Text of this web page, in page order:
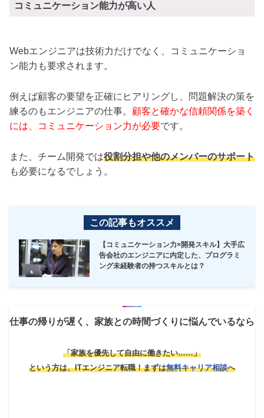
コミュニケーション能力が高い人
Webエンジニアは技術力だけでなく、コミュニケーショ
ン能力も要求されます。
例えば顧客の要望を正確にヒアリングし、問題解決の策を
練るのもエンジニアの仕事。 顧客と確かな信頼関係を築く
には、コミュニケーション力が必要です。
また、チーム開発では役割分担や他のメンバーのサポート
も必要になるでしょう。
この記事もオススメ
【コミュニケーション力×開発スキル】大手広
告会社のエンジニアに内定した、プログラミ
ング未経験者の持つスキルとは？
仕事の帰りが遅く、家族との時間づくりに悩んでいるなら
「家族を優先して自由に働きたい……」
という方は、ITエンジニア転職！まずは無料キャリア相談へ